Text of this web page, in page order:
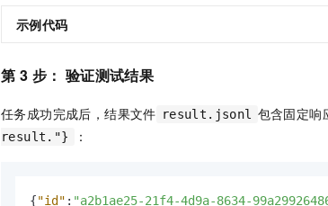
示例代码
第 3 步： 验证测试结果
任务成功完成后，结果文件 result.jsonl 包含固定响
result."}
：
{"id" : "a2b1ae25-21f4-4d9a-8634-